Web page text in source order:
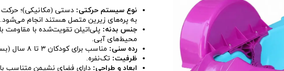
نوع سیستم حرکتی: دستی (مکانیکی)؛
به پره‌های زیرین متصل هستند انجام می‌شود.
جنس بدنه: پلی‌اتیلن تقویت‌شده با مقاومت
محیط‌های آبی.
رده سنی: مناسب برای کودکان ۳ تا ۸ سال (بسته به قد و وزن کودک).
ظرفیت: تک‌نفره.
ابعاد و طراحی: دارای فضای نشیمن متناسب